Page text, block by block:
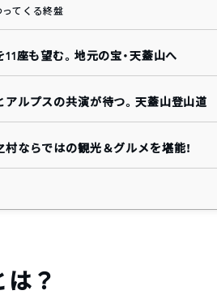
てくる終盤
座も望む。地元の宝・天蓋山へ
アルプスの共演が待つ。天蓋山登山道
ならではの観光＆グルメを堪能！
？